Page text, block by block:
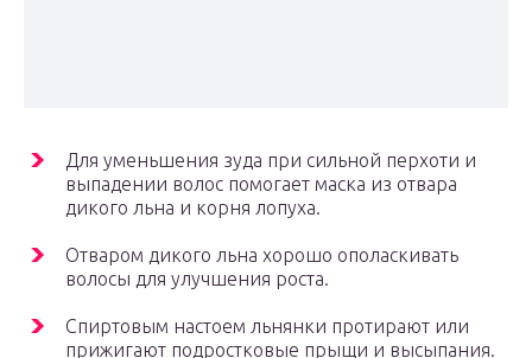
Для уменьшения зуда при сильной перхоти и
выпадении волос помогает маска из отвара
дикого льна и корня лопуха.
Отваром дикого льна хорошо ополаскивать
волосы для улучшения роста.
Спиртовым настоем льнянки протирают или
прижигают подростковые прыщи и высыпания.